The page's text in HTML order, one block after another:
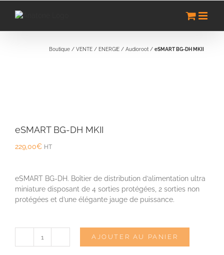
Boutique / VENTE / ENERGIE / Audioroot / eSMART BG-DH MKII
eSMART BG-DH MKII
229,00€ HT
eSMART BG-DH. Boîtier de distribution d’alimentation ultra
miniature disposant de 4 sorties protégées, 2 sorties non
protégées et d’une élégante jauge de puissance.
quantité
AJOUTER AU PANIER